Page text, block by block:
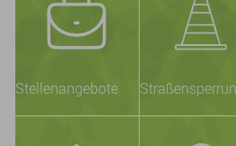
Stellenangebote